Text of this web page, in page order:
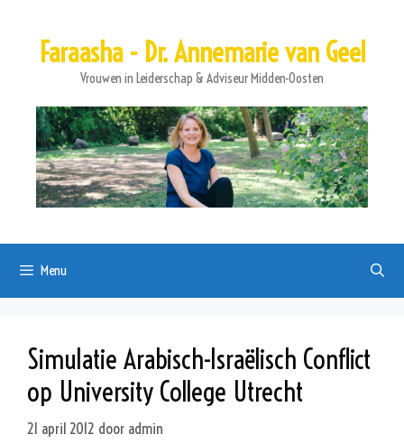
Faraasha - Dr. Annemarie van Geel
Vrouwen in Leiderschap & Adviseur Midden-Oosten
Menu
Simulatie Arabisch-Israëlisch Conflict
op University College Utrecht
21 april 2012 door admin